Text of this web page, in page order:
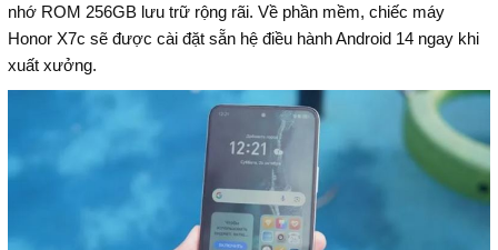
nhớ ROM 256GB lưu trữ rộng rãi. Về phần mềm, chiếc máy
Honor X7c sẽ được cài đặt sẵn hệ điều hành Android 14 ngay khi
xuất xưởng.